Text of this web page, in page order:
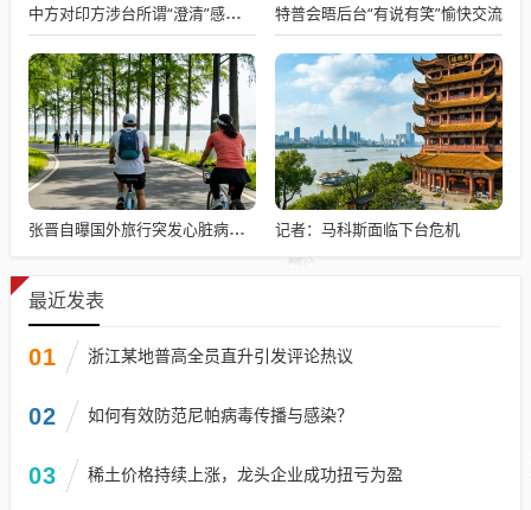
中方对印方涉台所谓“澄清”感到意外 特普会晤后台“有说有笑”愉快交流
张晋自曝国外旅行突发心脏病险丧命 记者：马科斯面临下台危机
最近发表
01 浙江某地普高全员直升引发评论热议
02 如何有效防范尼帕病毒传播与感染？
03 稀土价格持续上涨，龙头企业成功扭亏为盈